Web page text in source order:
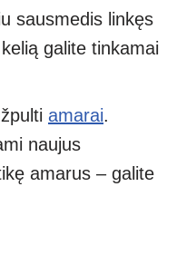
sausmedis linkęs
galite tinkamai
amarai.
naujus
amarus – galite